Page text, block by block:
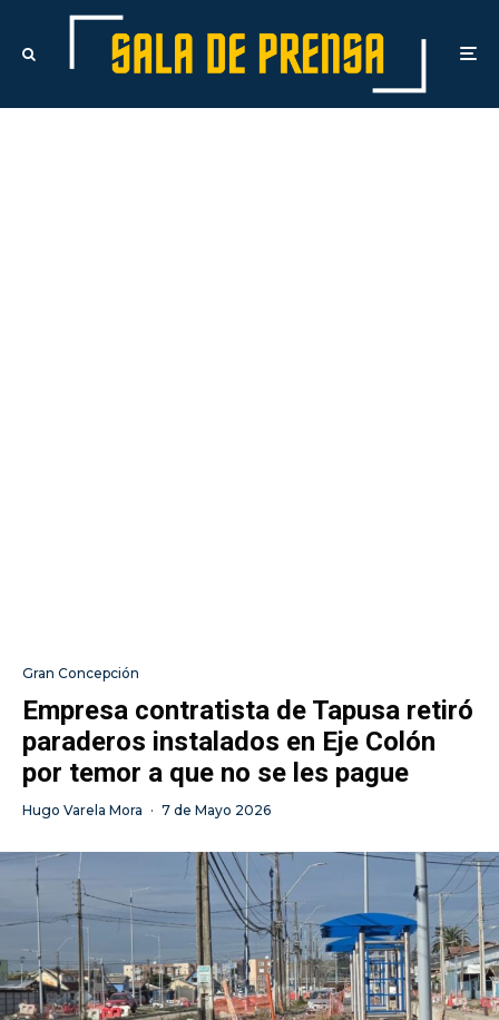
Gran Concepción
Empresa contratista de Tapusa retiró
paraderos instalados en Eje Colón
por temor a que no se les pague
Hugo Varela Mora · 7 de Mayo 2026